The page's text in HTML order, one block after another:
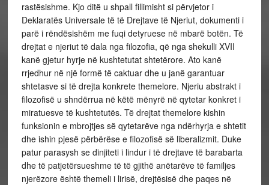
rastësishme. Kjo ditë u shpall fillimisht si përvjetor i
Deklaratës Universale të të Drejtave të Njeriut, dokumenti i
parë i rëndësishëm me fuqi detyruese në mbarë botën. Të
drejtat e njeriut të dala nga filozofia, që nga shekulli XVII
kanë gjetur hyrje në kushtetutat shtetërore. Ato kanë
rrjedhur në një formë të caktuar dhe u janë garantuar
shtetasve si të drejta konkrete themelore. Njeriu abstrakt i
filozofisë u shndërrua në këtë mënyrë në qytetar konkret i
miratuesve të kushtetutës. Të drejtat themelore kishin
funksionin e mbrojtjes së qytetarëve nga ndërhyrja e shtetit
dhe ishin pjesë përbërëse e filozofisë së liberalizmit. Duke
patur parasysh se dinjiteti i lindur i të drejtave të barabarta
dhe të patjetërsueshme të të gjithë anëtarëve të familjes
njerëzore është themeli i lirisë, drejtësisë dhe paqes në